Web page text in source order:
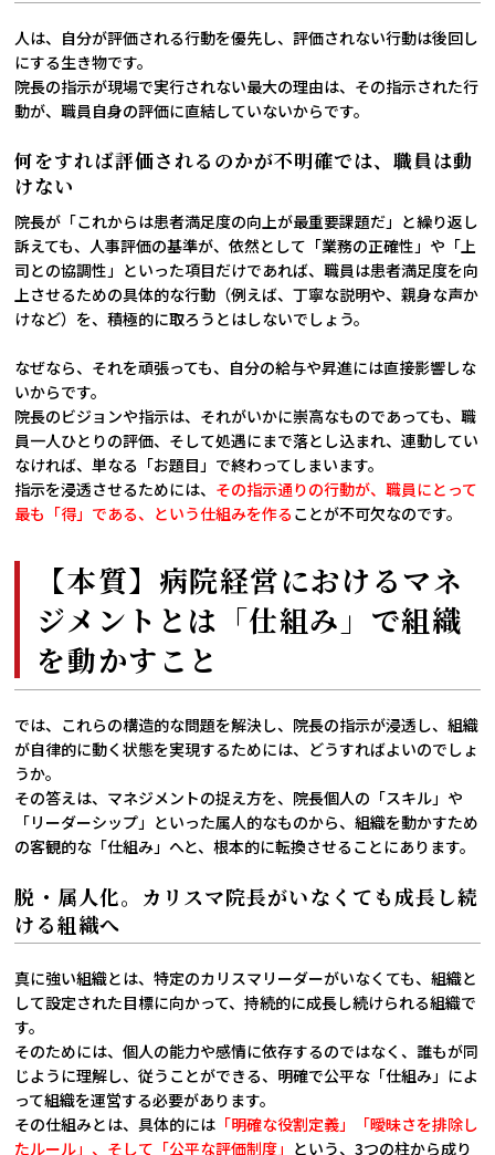
人は、自分が評価される行動を優先し、評価されない行動は後回し
にする生き物です。
院長の指示が現場で実行されない最大の理由は、その指示された行
動が、職員自身の評価に直結していないからです。
何をすれば評価されるのかが不明確では、職員は動
けない
院長が「これからは患者満足度の向上が最重要課題だ」と繰り返し
訴えても、人事評価の基準が、依然として「業務の正確性」や「上
司との協調性」といった項目だけであれば、職員は患者満足度を向
上させるための具体的な行動（例えば、丁寧な説明や、親身な声か
けなど）を、積極的に取ろうとはしないでしょう。
なぜなら、それを頑張っても、自分の給与や昇進には直接影響しな
いからです。
院長のビジョンや指示は、それがいかに崇高なものであっても、職
員一人ひとりの評価、そして処遇にまで落とし込まれ、連動してい
なければ、単なる「お題目」で終わってしまいます。
指示を浸透させるためには、 その指示通りの行動が、職員にとって
最も「得」である、という仕組みを作る ことが不可欠なのです。
【本質】病院経営におけるマネ
ジメントとは「仕組み」で組織
を動かすこと
では、これらの構造的な問題を解決し、院長の指示が浸透し、組織
が自律的に動く状態を実現するためには、どうすればよいのでしょ
うか。
その答えは、マネジメントの捉え方を、院長個人の「スキル」や
「リーダーシップ」といった属人的なものから、組織を動かすため
の客観的な「仕組み」へと、根本的に転換させることにあります。
脱・属人化。カリスマ院長がいなくても成長し続
ける組織へ
真に強い組織とは、特定のカリスマリーダーがいなくても、組織と
して設定された目標に向かって、持続的に成長し続けられる組織で
す。
そのためには、個人の能力や感情に依存するのではなく、誰もが同
じように理解し、従うことができる、明確で公平な「仕組み」によ
って組織を運営する必要があります。
その仕組みとは、具体的には 「明確な役割定義」「曖昧さを排除し
たルール」、そして「公平な評価制度」 という、3つの柱から成り